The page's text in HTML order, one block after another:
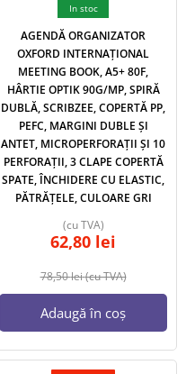
In stoc
AGENDĂ ORGANIZATOR
OXFORD INTERNAȚIONAL
MEETING BOOK, A5+ 80F,
HÂRTIE OPTIK 90G/MP, SPIRĂ
DUBLĂ, SCRIBZEE, COPERTĂ PP,
PEFC, MARGINI DUBLE ȘI
ANTET, MICROPERFORAȚII ȘI 10
PERFORAȚII, 3 CLAPE COPERTĂ
SPATE, ÎNCHIDERE CU ELASTIC,
PĂTRĂȚELE, CULOARE GRI
78,50lei(cu TVA)
62,80 lei
(cu TVA)
Adaugă în coș